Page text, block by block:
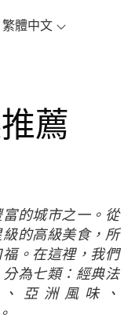
繁體中文
推薦
的高級美食，所
。在這裡，我們
為七類：經典法
亞洲風味、